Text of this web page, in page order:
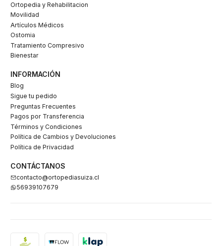
Ortopedia y Rehabilitacion
Movilidad
Artículos Médicos
Ostomia
Tratamiento Compresivo
Bienestar
INFORMACIÓN
Blog
Sigue tu pedido
Preguntas Frecuentes
Pagos por Transferencia
Términos y Condiciones
Política de Cambios y Devoluciones
Política de Privacidad
CONTÁCTANOS
contacto@ortopediasuiza.cl
56939107679